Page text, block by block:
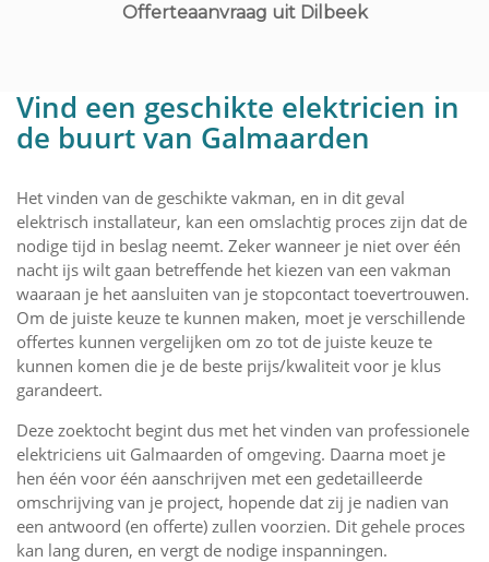
Offerteaanvraag uit Dilbeek
Vind een geschikte elektricien in
de buurt van Galmaarden
Het vinden van de geschikte vakman, en in dit geval
elektrisch installateur, kan een omslachtig proces zijn dat de
nodige tijd in beslag neemt. Zeker wanneer je niet over één
nacht ijs wilt gaan betreffende het kiezen van een vakman
waaraan je het aansluiten van je stopcontact toevertrouwen.
Om de juiste keuze te kunnen maken, moet je verschillende
offertes kunnen vergelijken om zo tot de juiste keuze te
kunnen komen die je de beste prijs/kwaliteit voor je klus
garandeert.
Deze zoektocht begint dus met het vinden van professionele
elektriciens uit Galmaarden of omgeving. Daarna moet je
hen één voor één aanschrijven met een gedetailleerde
omschrijving van je project, hopende dat zij je nadien van
een antwoord (en offerte) zullen voorzien. Dit gehele proces
kan lang duren, en vergt de nodige inspanningen.